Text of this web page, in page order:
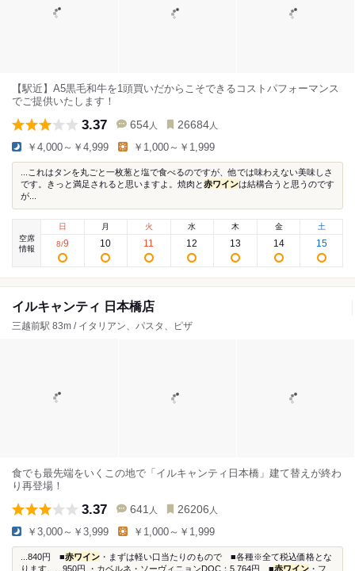
【駅近】A5黒毛和牛を1頭買いだからこそできるコストパフォーマンス
でご提供いたします！
3.37 654 人 26684 人
￥4,000～￥4,999 ￥1,000～￥1,999
...これはタンを丸ごと一枚葱と塩で食べるのですが、他では味わえない美味しさ
です。きっと満足されると思いますよ。焼肉と赤ワインは結構合うと思うのです
が...
空席
情報
日
8/9
月
10
火
11
水
12
木
13
金
14
土
15
イルキャンティ 日本橋店
三越前駅 83m / イタリアン、パスタ、ピザ
食でも最先端をいくこの地で「イルキャンティ日本橋」建て替えが終わ
り再登場！
3.37 641 人 26206 人
￥3,000～￥3,999 ￥1,000～￥1,999
...840円 ■赤ワイン ・まずは軽い口当たりのもので ■各種※全て税込価格とな
ります。...950円 ・カベルネ・ソーヴィニョンDOC：5,764円 ■赤ワイン ・フ